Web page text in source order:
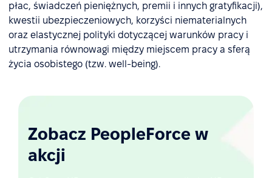
płac, świadczeń pieniężnych, premii i innych gratyfikacji),
kwestii ubezpieczeniowych, korzyści niematerialnych
oraz elastycznej polityki dotyczącej warunków pracy i
utrzymania równowagi między miejscem pracy a sferą
życia osobistego (tzw. well-being).
Zobacz PeopleForce w
akcji